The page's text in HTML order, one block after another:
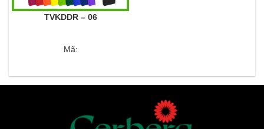
TVKDDR – 06
Mã: